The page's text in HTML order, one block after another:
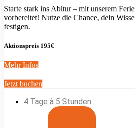
Starte stark ins Abitur – mit unserem
vorbereitet! Nutze die Chance, dein
festigen.
Aktionspreis 195€
Mehr Infos
Jetzt buchen
4 Tage à 5 Stunden